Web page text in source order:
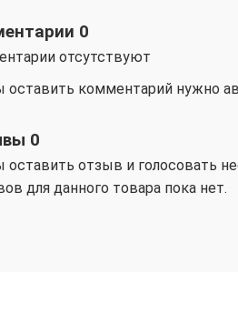
0
отсутствуют
оставить комментарий нужно
0
оcтавить отзыв и голосовать
для данного товара пока нет.